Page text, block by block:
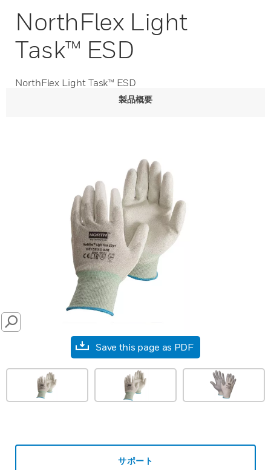
NorthFlex Light
Task™ ESD
NorthFlex Light Task™ ESD
製品概要
SEARCH
Save this page as PDF
サポート